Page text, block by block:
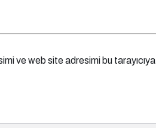
ve web site adresimi bu tarayıcıya